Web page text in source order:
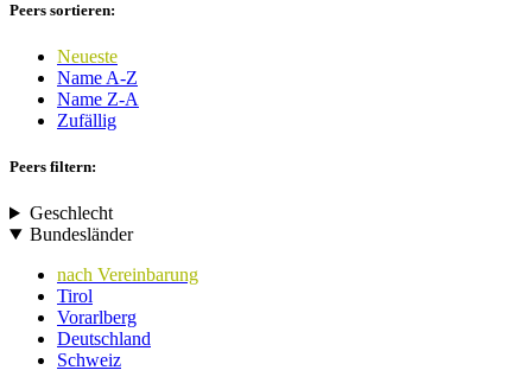
Peers sortieren:
Neueste
Name A-Z
Name Z-A
Zufällig
Peers filtern:
Geschlecht
Bundesländer
nach Vereinbarung
Tirol
Vorarlberg
Deutschland
Schweiz